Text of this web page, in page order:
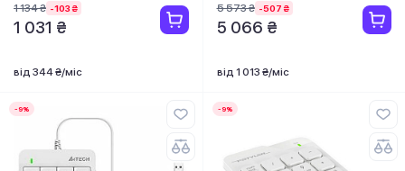
1 134 ₴ -103 ₴
1 031 ₴
від 344 ₴/міс
5 573 ₴ -507 ₴
5 066 ₴
від 1 013 ₴/міс
-9% -9%